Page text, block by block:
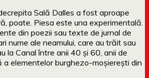
Sală Dalles a fost aproape
poate. Piesa este una experimentală.
din poezii sau texte de jurnal de
nume ale neamului, care au trăit sau
la Canal între anii 40 și 60, anii de
a elementelor burghezo-moșierești din